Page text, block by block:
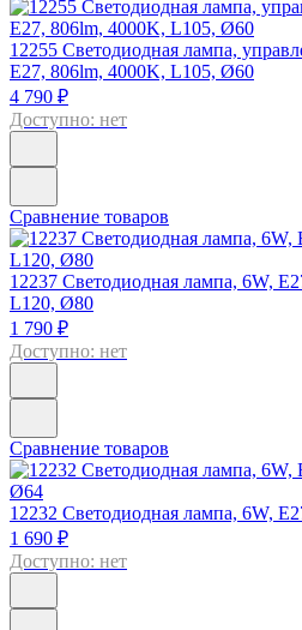
12255 Светодиодная лампа,
E27, 806lm, 4000K, L105, Ø60
4 790 ₽
Доступно: нет
Сравнение товаров
12237 Светодиодная лампа, 6W,
L120, Ø80
1 790 ₽
Доступно: нет
Сравнение товаров
12232 Светодиодная лампа, 6W,
1 690 ₽
Доступно: нет